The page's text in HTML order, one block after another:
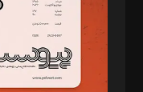
دبیر تحریریه: میثم قاسمی
د‌بیر ناداستان: سمانه سمیع
د‌بیر خدمت و تجارت:
د‌بیر حقوق فناوری: